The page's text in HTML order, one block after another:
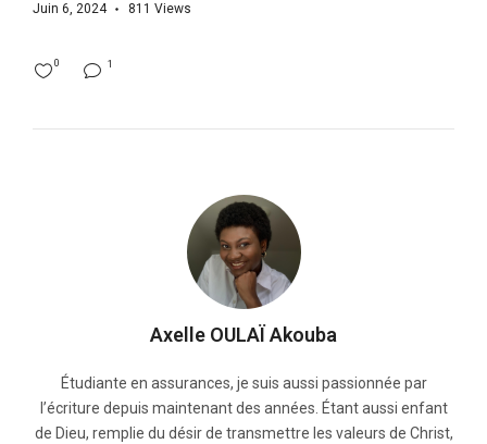
Juin 6, 2024 811 Views
1
0
Axelle OULAÏ Akouba
Étudiante en assurances, je suis aussi passionnée par
l’écriture depuis maintenant des années. Étant aussi enfant
de Dieu, remplie du désir de transmettre les valeurs de Christ,